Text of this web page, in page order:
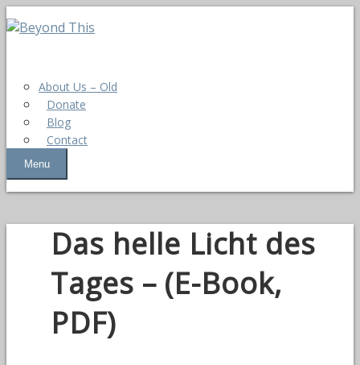
About Us – Old
Donate
Blog
Contact
Menu
Das helle Licht des
Tages – (E-Book,
PDF)